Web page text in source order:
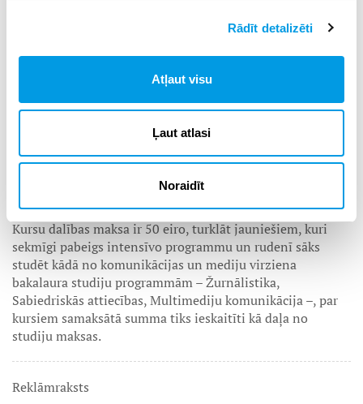
Rādīt detalizēti
Atļaut visu
Ļaut atlasi
Noraidīt
mediju studiju programmu grupas vadītājas Lāsmas
Šķesteres vadībā, katram skolēnam piešķirot noteiktu
lomu un uzdevumu.
skolēni darbosies dažādās stacijās
– foto, skaņu ierakstu un multimediju studijā, kur katram
būs iespēja praktiski darboties un īstenot savas ieceres.
Attālinātās un klātienes praktisko meistarklašu sesijās
kopā ar studentiem RSU studentu medija
redaktores Martas Hercas vadībā veidosim tekstuālus,
audiālus, vizuālus stāstus, iejūtoties dažādu
Kursu dalības maksa ir 50 eiro, turklāt jauniešiem, kuri
sekmīgi pabeigs intensīvo programmu un rudenī sāks
studēt kādā no komunikācijas un mediju virziena
bakalaura studiju programmām – Žurnālistika,
Sabiedriskās attiecības, Multimediju komunikācija –, par
kursiem samaksātā summa tiks ieskaitīti kā daļa no
studiju maksas.
Reklāmraksts